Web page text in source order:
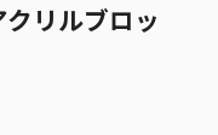
クリルブロッ